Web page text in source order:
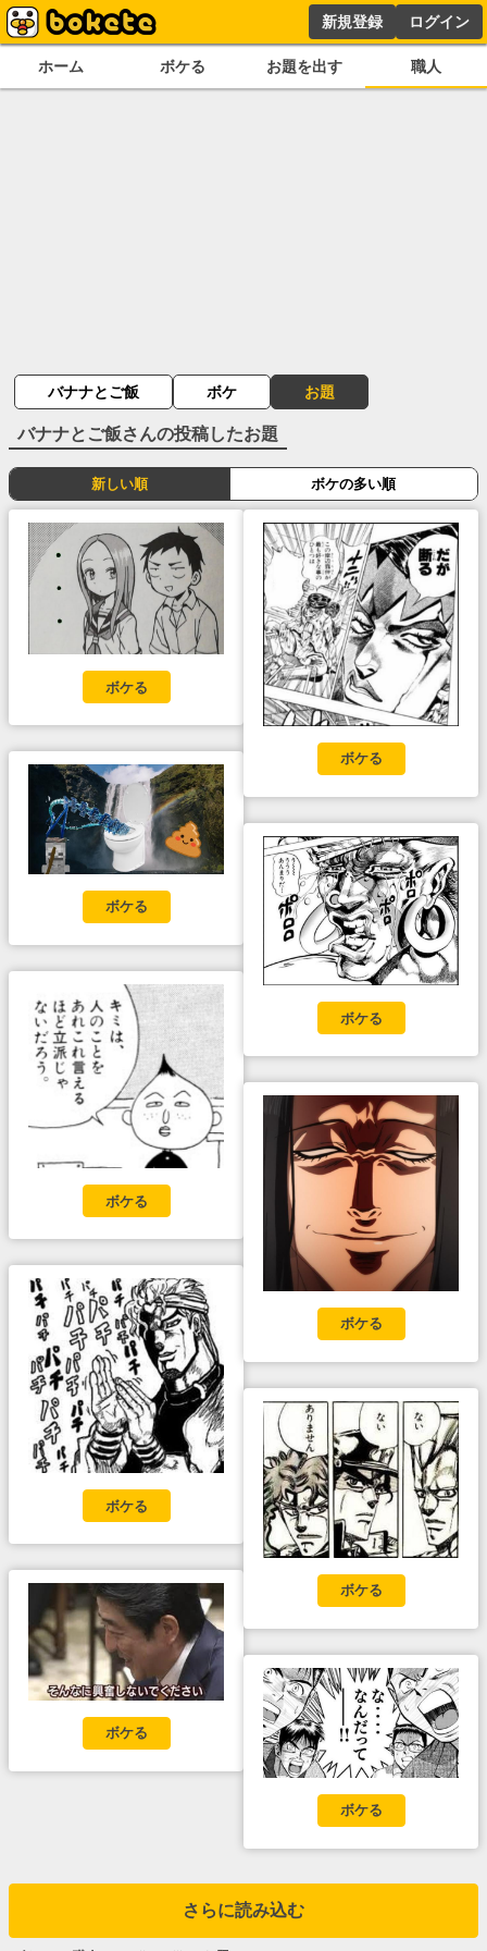
新規登録 ログイン
ホーム ボケる お題を出す 職人
バナナとご飯 ボケ お題
バナナとご飯さんの投稿したお題
新しい順 ボケの多い順
ボケる
ボケる
ボケる
ボケる
ボケる
ボケる
ボケる
ボケる
ボケる
ボケる
さらに読み込む